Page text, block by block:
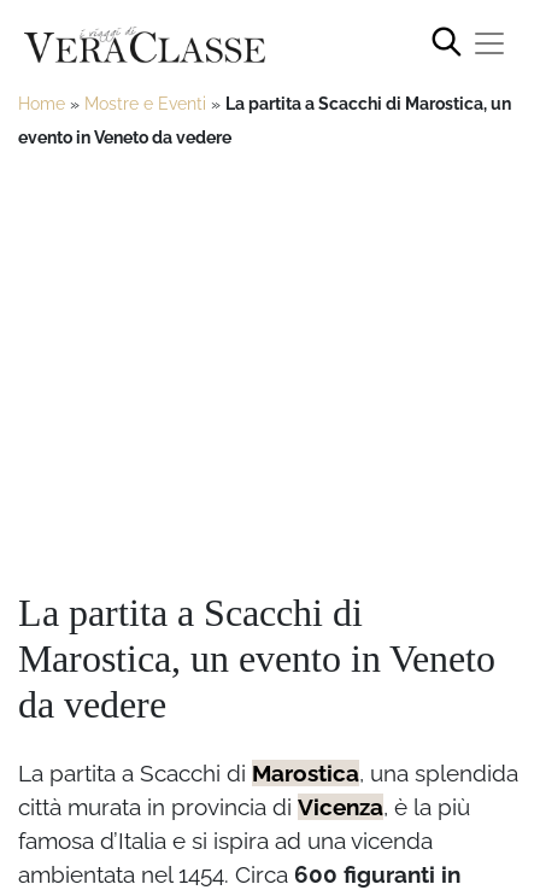
Home » Mostre e Eventi » La partita a Scacchi di Marostica, un
evento in Veneto da vedere
La partita a Scacchi di
Marostica, un evento in Veneto
da vedere
La partita a Scacchi di Marostica, una splendida
città murata in provincia di Vicenza, è la più
famosa d’Italia e si ispira ad una vicenda
ambientata nel 1454. Circa 600 figuranti in